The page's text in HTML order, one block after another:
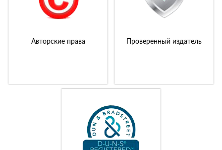
Авторские права Проверенный издатель